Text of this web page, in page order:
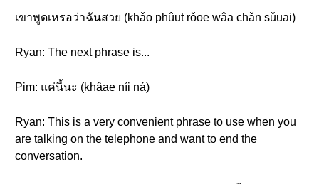
เขาพูดเหรอว่าฉันสวย (khǎo phûut rǒoe wâa chǎn sǔuai)
Ryan: The next phrase is...
Pim: แค่นี้นะ (khâae níi ná)
Ryan: This is a very convenient phrase to use when you
are talking on the telephone and want to end the
conversation.